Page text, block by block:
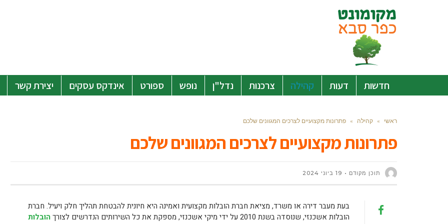
חדשות דעות קהילה צרכנות נדל"ן נופש ספורט אינדקס עסקים יצירת קשר
ראשי » קהילה » פתרונות מקצועיים לצרכים המגוונים שלכם
פתרונות מקצועיים לצרכים המגוונים שלכם
תוכן מקודם 19 ביוני 2024
בעת מעבר דירה או משרד, מציאת חברת הובלות מקצועית ואמינה היא חיונית להבטחת תהליך חלק ויעיל. חברת
הובלות אשכנזי, שנוסדה בשנת 2010 על ידי מיקי אשכנזי, מספקת את כל השירותים הנדרשים לצורך
הובלות